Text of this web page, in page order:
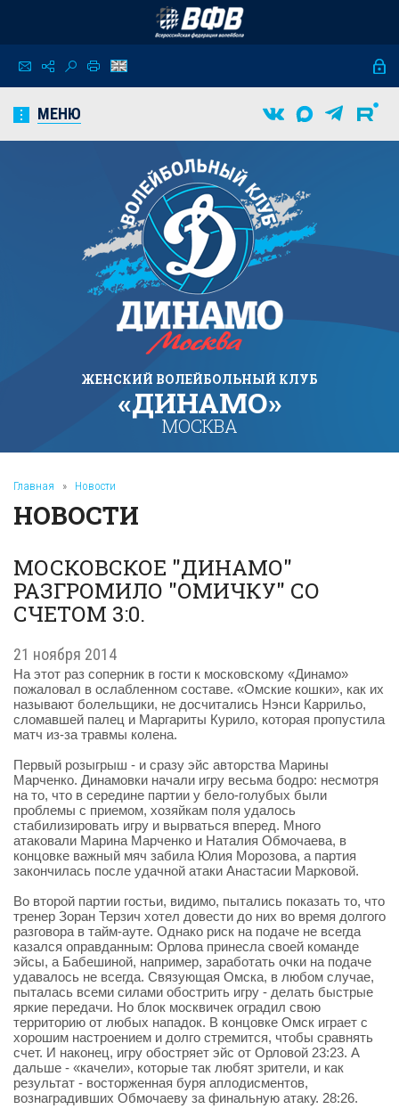
МЕНЮ
ЖЕНСКИЙ ВОЛЕЙБОЛЬНЫЙ КЛУБ
«ДИНАМО»
МОСКВА
Главная » Новости
НОВОСТИ
МОСКОВСКОЕ "ДИНАМО"
РАЗГРОМИЛО "ОМИЧКУ" СО
СЧЕТОМ 3:0.
21 ноября 2014
На этот раз соперник в гости к московскому «Динамо»
пожаловал в ослабленном составе. «Омские кошки», как их
называют болельщики, не досчитались Нэнси Каррильо,
сломавшей палец и Маргариты Курило, которая пропустила
матч из-за травмы колена.
Первый розыгрыш - и сразу эйс авторства Марины
Марченко. Динамовки начали игру весьма бодро: несмотря
на то, что в середине партии у бело-голубых были
проблемы с приемом, хозяйкам поля удалось
стабилизировать игру и вырваться вперед. Много
атаковали Марина Марченко и Наталия Обмочаева, в
концовке важный мяч забила Юлия Морозова, а партия
закончилась после удачной атаки Анастасии Марковой.
Во второй партии гостьи, видимо, пытались показать то, что
тренер Зоран Терзич хотел довести до них во время долгого
разговора в тайм-ауте. Однако риск на подаче не всегда
казался оправданным: Орлова принесла своей команде
эйсы, а Бабешиной, например, заработать очки на подаче
удавалось не всегда. Связующая Омска, в любом случае,
пыталась всеми силами обострить игру - делать быстрые
яркие передачи. Но блок москвичек оградил свою
территорию от любых нападок. В концовке Омск играет с
хорошим настроением и долго стремится, чтобы сравнять
счет. И наконец, игру обостряет эйс от Орловой 23:23. А
дальше - «качели», которые так любят зрители, и как
результат - восторженная буря аплодисментов,
вознаградивших Обмочаеву за финальную атаку. 28:26.